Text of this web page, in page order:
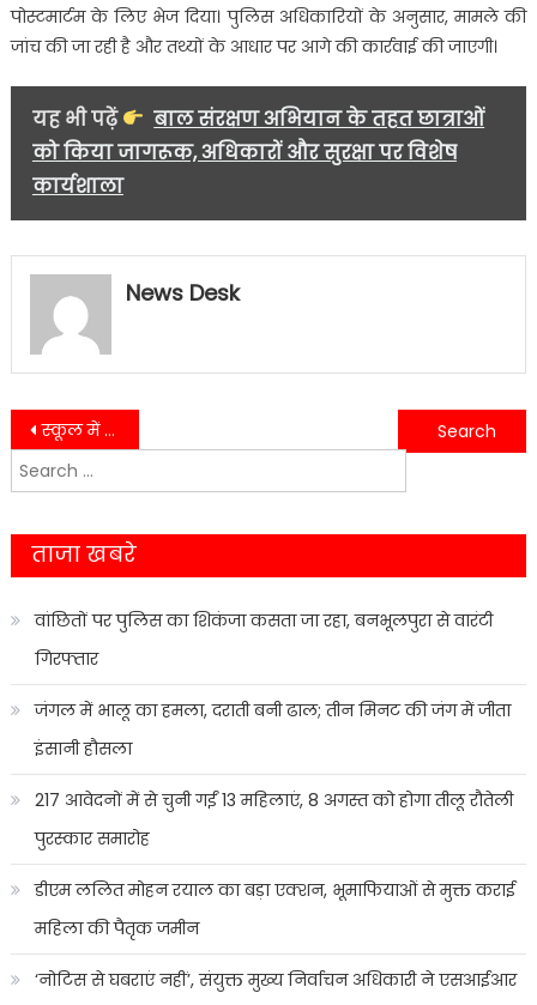
पोस्टमार्टम के लिए भेज दिया। पुलिस अधिकारियों के अनुसार, मामले की
जांच की जा रही है और तथ्यों के आधार पर आगे की कार्रवाई की जाएगी।
यह भी पढ़ें
बाल संरक्षण अभियान के तहत छात्राओं
को किया जागरूक, अधिकारों और सुरक्षा पर विशेष
कार्यशाला
News Desk
Post
navigation
स्कूल में बिगड़ी तबीयत, अस्पताल पहुंचने से पहले बच्चे की मौत….
ऑपरेशन प्रहार का असर, मुखानी में शराब तस्कर और वारंटी गिरफ्तार….
Search
for:
ताजा खबरे
वांछितों पर पुलिस का शिकंजा कसता जा रहा, बनभूलपुरा से वारंटी
गिरफ्तार
जंगल में भालू का हमला, दराती बनी ढाल; तीन मिनट की जंग में जीता
इंसानी हौसला
217 आवेदनों में से चुनी गईं 13 महिलाएं, 8 अगस्त को होगा तीलू रौतेली
पुरस्कार समारोह
डीएम ललित मोहन रयाल का बड़ा एक्शन, भूमाफियाओं से मुक्त कराई
महिला की पैतृक जमीन
‘नोटिस से घबराएं नहीं’, संयुक्त मुख्य निर्वाचन अधिकारी ने एसआईआर